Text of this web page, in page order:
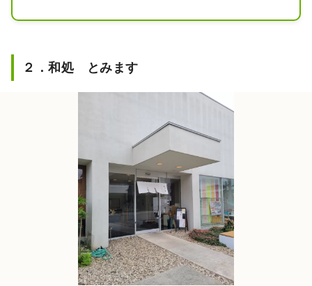
いな手打ち麺は家庭で作られていた頃
ならでは。これこそ鳴門うどんという
サイドメニューには、人気のちくわ天
ぷら、手作りコロッケ、おでんなど。
お好みに合わせてお楽しみください。
２．和処 とみます